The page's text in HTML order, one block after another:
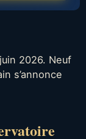
2026. Neuf
s’annonce